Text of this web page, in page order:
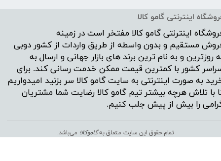
اینترنتی گامو کالا
اینترنتی گامو کالا مفتخر است در زمینه
مستقیم و بدون واسطه از طریق واردات از کشور دوبی
روزترین و به نام ترین برند های بازار جهانی و ارسال به
کشور با کمترین قیمت ممکن خدمت رسانی کند. برای
به صورت اینترنتی به سایت گامو کالا سر بزنید امیدواریم
با تلاش هرچه بیشتر تیم گامو کالا رضایت شما مشتریان
را بیش از پیش جلب کنیم.
تمام حقوق این سایت متعلق بهگاموکالا می‌باشد.